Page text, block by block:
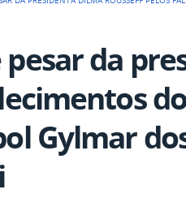
da
Gylmar